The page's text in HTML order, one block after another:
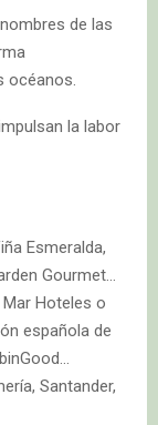
de las
océanos.
la labor
Esmeralda,
Gourmet…
Mar Hoteles o
española de
Santander,